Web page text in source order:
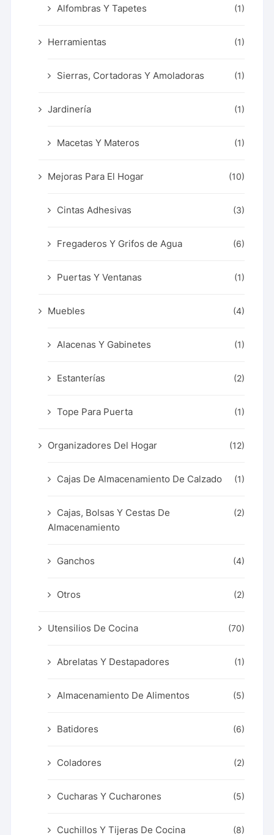
Alfombras Y Tapetes (1)
Herramientas (1)
Sierras, Cortadoras Y Amoladoras (1)
Jardinería (1)
Macetas Y Materos (1)
Mejoras Para El Hogar (10)
Cintas Adhesivas (3)
Fregaderos Y Grifos de Agua (6)
Puertas Y Ventanas (1)
Muebles (4)
Alacenas Y Gabinetes (1)
Estanterías (2)
Tope Para Puerta (1)
Organizadores Del Hogar (12)
Cajas De Almacenamiento De Calzado (1)
Cajas, Bolsas Y Cestas De
Almacenamiento
(2)
Ganchos (4)
Otros (2)
Utensilios De Cocina (70)
Abrelatas Y Destapadores (1)
Almacenamiento De Alimentos (5)
Batidores (6)
Coladores (2)
Cucharas Y Cucharones (5)
Cuchillos Y Tijeras De Cocina (8)